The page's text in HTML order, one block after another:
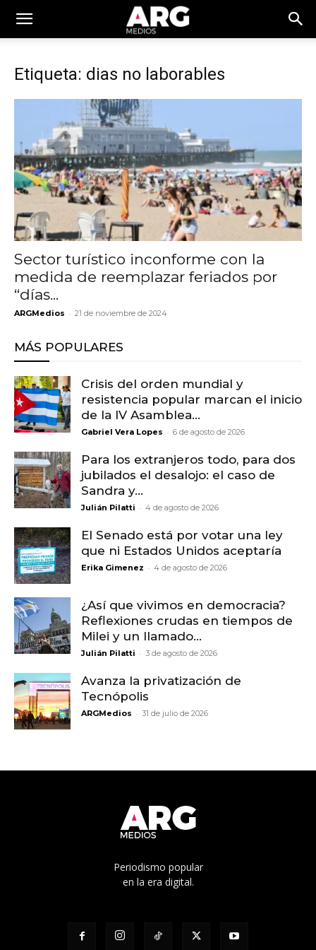
Etiqueta: dias no laborables
Sector turístico inconforme con la
medida de reemplazar feriados por
“días...
ARGMedios - 21 de noviembre de 2024
MÁS POPULARES
Crisis del orden mundial y
resistencia popular marcan el inicio
de la IV Asamblea...
Gabriel Vera Lopes - 6 de agosto de 2026
Para los extranjeros todo, para dos
jubilados el desalojo: el caso de
Sandra y...
Julián Pilatti - 4 de agosto de 2026
El Senado está por votar una ley
que ni Estados Unidos aceptaría
Erika Gimenez - 4 de agosto de 2026
¿Así que vivimos en democracia?
Reflexiones crudas en tiempos de
Milei y un llamado...
Julián Pilatti - 3 de agosto de 2026
Avanza la privatización de
Tecnópolis
ARGMedios - 31 de julio de 2026
Periodismo popular
en la era digital.